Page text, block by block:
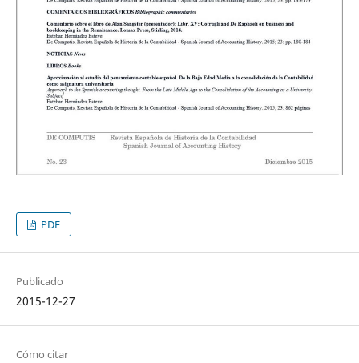
PDF
Publicado
2015-12-27
Cómo citar